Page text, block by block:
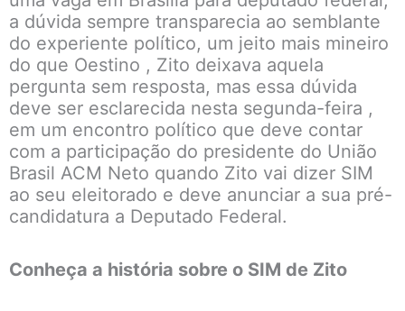
a dúvida sempre transparecia ao semblante
do experiente político, um jeito mais mineiro
do que Oestino , Zito deixava aquela
pergunta sem resposta, mas essa dúvida
deve ser esclarecida nesta segunda-feira ,
em um encontro político que deve contar
com a participação do presidente do União
Brasil ACM Neto quando Zito vai dizer SIM
ao seu eleitorado e deve anunciar a sua pré-
candidatura a Deputado Federal.
Conheça a história sobre o SIM de Zito